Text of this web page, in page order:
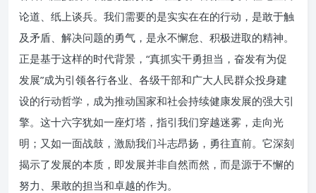
论道、纸上谈兵。我们需要的是实实在在的行动，是敢于触
及矛盾、解决问题的勇气，是永不懈怠、积极进取的精神。
正是基于这样的时代背景，“真抓实干勇担当，奋发有为促
发展”成为引领各行各业、各级干部和广大人民群众投身建
设的行动哲学，成为推动国家和社会持续健康发展的强大引
擎。这十六字犹如一座灯塔，指引我们穿越迷雾，走向光
明；又如一面战鼓，激励我们斗志昂扬，勇往直前。它深刻
揭示了发展的本质，即发展并非自然而然，而是源于不懈的
努力、果敢的担当和卓越的作为。